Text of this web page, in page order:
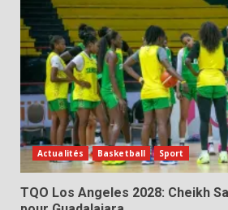
Actualités Basketball Sport
TQO Los Angeles 2028: Cheikh